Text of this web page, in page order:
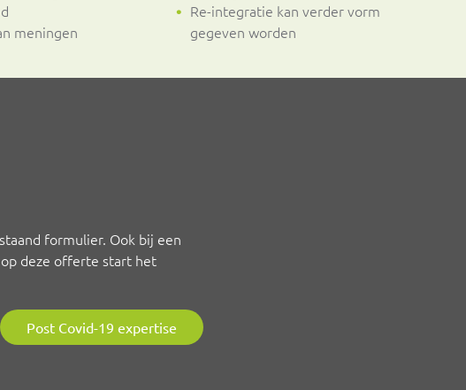
meningen
Re-integratie kan verder vorm
gegeven worden
formulier. Ook bij een
deze offerte start het
Post Covid-19 expertise